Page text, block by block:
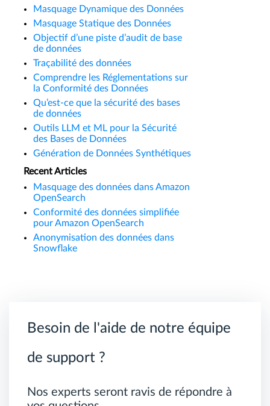
Masquage Dynamique des Données
Masquage Statique des Données
Objectif d’une piste d’audit de base
de données
Traçabilité des données
Comprendre les Réglementations sur
la Conformité des Données
Qu’est-ce que la sécurité des bases
de données
Outils LLM et ML pour la Sécurité
des Bases de Données
Génération de Données Synthétiques
Recent Articles
Masquage des données dans Amazon
OpenSearch
Conformité des données simplifiée
pour Amazon OpenSearch
Anonymisation des données dans
Snowflake
Besoin de l'aide de notre équipe
de support ?
Nos experts seront ravis de répondre à